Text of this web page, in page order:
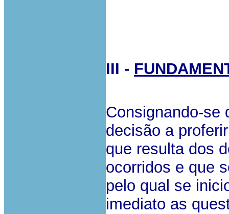
III -
Consignando-se
decisão a
que resulta dos
ocorridos e que
pelo qual se
imediato as